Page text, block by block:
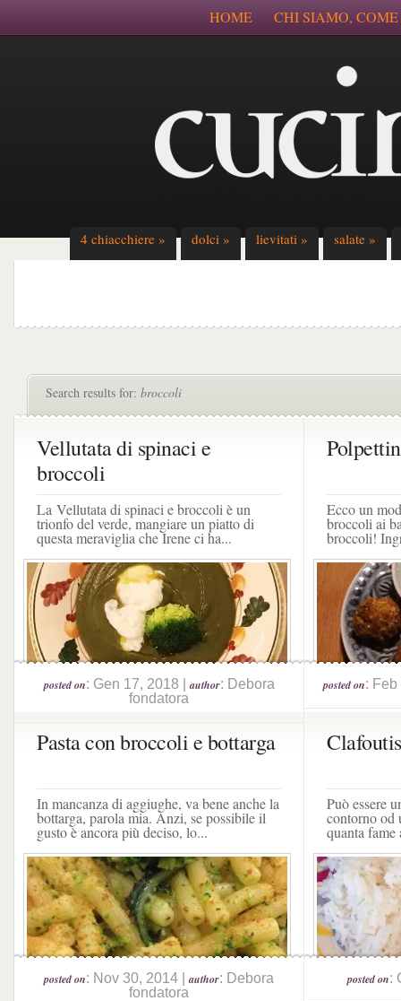
HOME CHI SIAMO,
4 chiacchiere » dolci » lievitati » salate »
Search results for: broccoli
Vellutata di spinaci e
broccoli
La Vellutata di spinaci e broccoli è un
trionfo del verde, mangiare un piatto di
questa meraviglia che Irene ci ha...
posted on: Gen 17, 2018 |author: Debora
fondatora
Ecco un
broccoli ai
broccoli!
posted on:
Pasta con broccoli e bottarga
In mancanza di aggiughe, va bene anche la
bottarga, parola mia. Anzi, se possibile il
gusto è ancora più deciso, lo...
posted on: Nov 30, 2014 |author: Debora
fondatora
Può essere
contorno od
quanta fame
posted on: